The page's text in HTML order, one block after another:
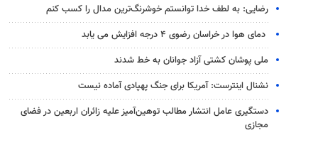
رضایی: به لطف خدا توانستم خوشرنگ‌ترین مدال را کسب کنم
دمای هوا در خراسان رضوی ۴ درجه افزایش می یابد
ملی پوشان کشتی آزاد جوانان به خط شدند
نشنال اینترست: آمریکا برای جنگ پهپادی آماده نیست
دستگیری عامل انتشار مطالب توهین‌آمیز علیه زائران اربعین در فضای
مجازی